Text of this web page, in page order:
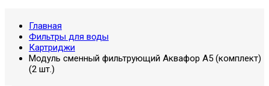
Главная
Фильтры для воды
Картриджи
Модуль сменный фильтрующий Аквафор А5 (комплект)
(2 шт.)